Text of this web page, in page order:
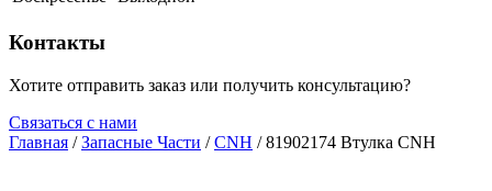
Контакты
Хотите отправить заказ или получить консультацию?
Связаться с нами
Главная /Запасные Части /CNH / 81902174 Втулка CNH